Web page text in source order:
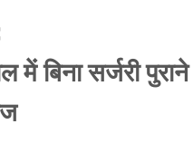
बिना सर्जरी पुराने